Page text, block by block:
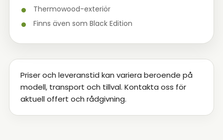
Thermowood-exteriör
Finns även som Black Edition
Priser och leveranstid kan variera beroende på
modell, transport och tillval. Kontakta oss för
aktuell offert och rådgivning.